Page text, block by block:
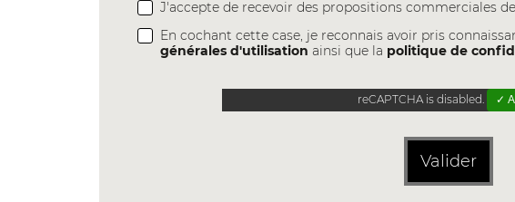
J'accepte de recevoir des propositions commerciales
En cochant cette case, je reconnais avoir pris
générales d'utilisation ainsi que la politique de
reCAPTCHA is disabled. ✓
Valider